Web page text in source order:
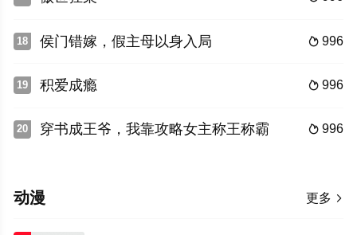
18  996
侯门错嫁，假主母以身入局
19  996
积爱成瘾
20  996
穿书成王爷，我靠攻略女主称王称霸
更多 
动漫